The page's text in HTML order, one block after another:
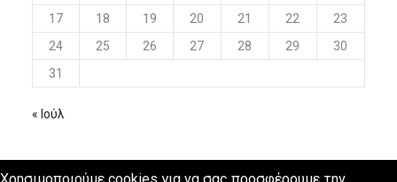
17
18 19 20 21 22
23
24
25 26 27 28 29
30
31
« Ιούλ